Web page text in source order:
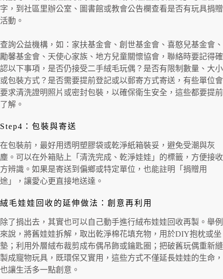
字，到社區里辦公室、圖書館或教會公告欄查看是否有玩具捐贈
活動。
查詢公益機構，如：家扶基金會、創世基金會、喜憨兒基金會、
勵馨基金會、天使心家族、地方兒童關懷協會，聯絡時要記得確
認以下事項，是否仍接受二手絨毛玩偶？是否有限制數量、大小
或包裝方式？是否需要提前登記或以郵寄方式寄送，有些單位會
要求清洗證明照片或密封包裝，以確保衛生安全，這些都要提前
了解。
Step4：包裝與寄送
在包裝前，最好用透明塑膠袋或乾淨紙箱裝妥，避免受潮與灰
塵。可以在外箱貼上「清洗完成、乾淨娃娃」的標籤，方便接收
方辨識。如果是寄送到偏鄉或特定單位，也能註明「捐贈用
途」，讓愛心更直接地送達。
絨毛娃娃回收的延伸做法：創意再利用
除了捐出去，其實也可以自己動手進行絨布娃娃回收再製。舉例
來說，將舊娃娃拆解，取出乾淨棉花填充物，用於DIY抱枕或坐
墊；利用外層絨布裁剪成布偶吊飾或鑰匙圈；把破舊玩偶重新縫
製成寵物玩具，既環保又實用，這些方式不僅延長娃娃的生命，
也讓生活多一點創意。